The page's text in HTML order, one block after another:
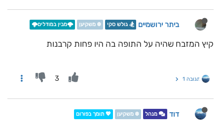
ביתר ירושמיים 🏂 גולש סקי ❄️ משקיען 🌩️מבין במודלים🌩️
קיץ המזבח שהיה על התופה בה היו פחות קרבנות
תגובה 1 3
דוד מנהל ❄️ משקיען 💖 תומך בפורום